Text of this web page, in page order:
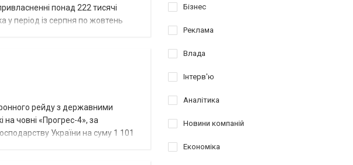
понад 222 тисячі
у період із серпня по жовтень
рейду з державними
човні «Прогрес-4», за
України на суму 1 101
Бізнес
Реклама
Влада
Інтерв'ю
Аналітика
Новини компаній
Економіка